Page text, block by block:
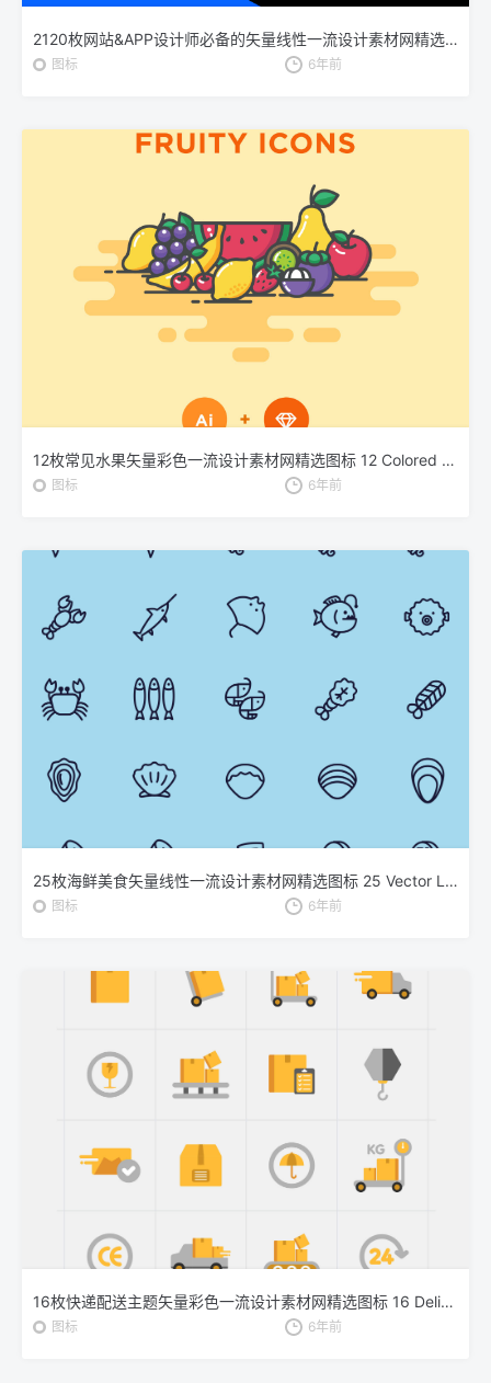
2120枚网站&APP设计师必备的矢量线性一流设计素材网精选图标集 Ultimate Icons Growing Pack
图标 6年前
12枚常见水果矢量彩色一流设计素材网精选图标 12 Colored Fruit Icons – Illustrator & Sketch
图标 6年前
25枚海鲜美食矢量线性一流设计素材网精选图标 25 Vector Line Seafood Icons
图标 6年前
16枚快递配送主题矢量彩色一流设计素材网精选图标 16 Delivery Vector Icons
图标 6年前